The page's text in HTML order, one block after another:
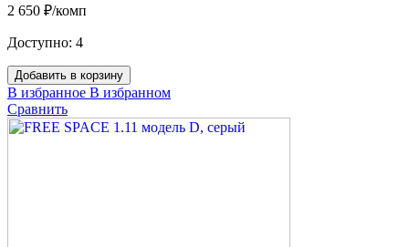
2 650 ₽/комп
Доступно: 4
Добавить в корзину
В избранное В избранном
Сравнить